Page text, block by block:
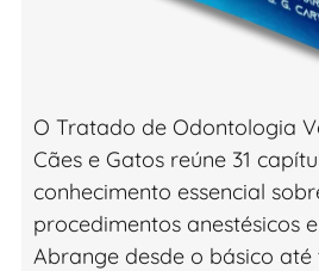
O Tratado de Odontologia
Cães e Gatos reúne 31
conhecimento essencial
procedimentos anestésicos
Abrange desde o básico até